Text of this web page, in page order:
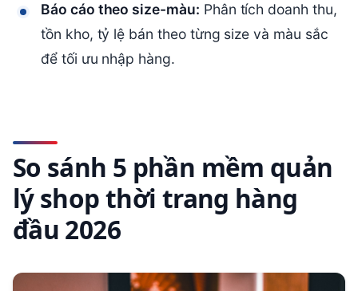
Báo cáo theo size-màu: Phân tích doanh thu,
tồn kho, tỷ lệ bán theo từng size và màu sắc
để tối ưu nhập hàng.
So sánh 5 phần mềm quản
lý shop thời trang hàng
đầu 2026